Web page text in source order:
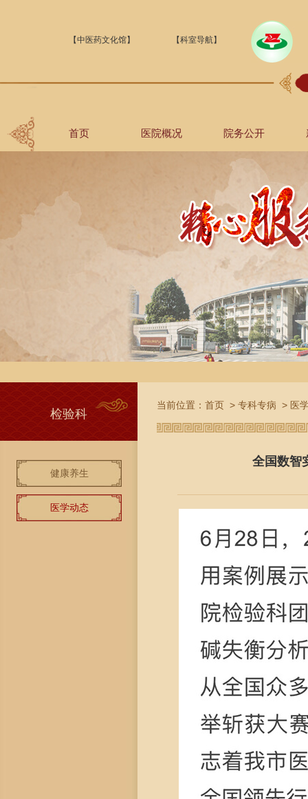
【中医药文化馆】 【科室导航】
首页 医院概况 院务公开
检验科
健康养生
医学动态
当前位置： 首页 > 专科专病 > 医
全国数智